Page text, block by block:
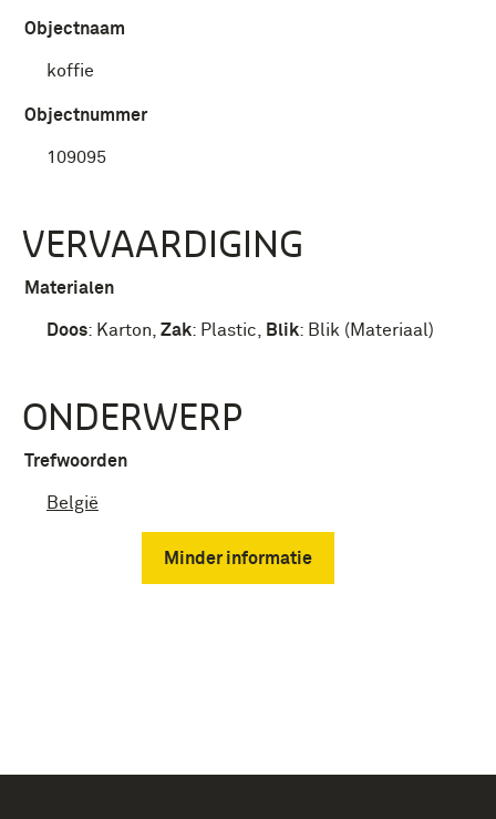
Objectnaam
koffie
Objectnummer
109095
VERVAARDIGING
Materialen
Doos: Karton Zak: Plastic Blik: Blik (Materiaal)
ONDERWERP
Trefwoorden
België
Minder informatie